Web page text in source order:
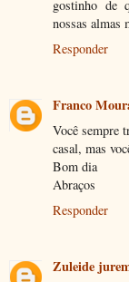
gostinho de
nossas almas
Responder
Franco
Você sempre
casal, mas
Bom dia
Abraços
Responder
Zuleide